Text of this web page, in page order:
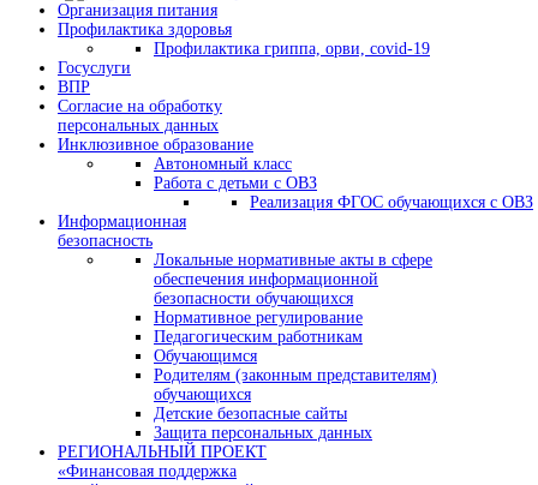
Организация питания
Профилактика здоровья
Профилактика гриппа, орви, covid-19
Госуслуги
ВПР
Согласие на обработку
персональных данных
Инклюзивное образование
Автономный класс
Работа с детьми с ОВЗ
Реализация ФГОС обучающихся с ОВЗ
Информационная
безопасность
Локальные нормативные акты в сфере
обеспечения информационной
безопасности обучающихся
Нормативное регулирование
Педагогическим работникам
Обучающимся
Родителям (законным представителям)
обучающихся
Детские безопасные сайты
Защита персональных данных
РЕГИОНАЛЬНЫЙ ПРОЕКТ
«Финансовая поддержка